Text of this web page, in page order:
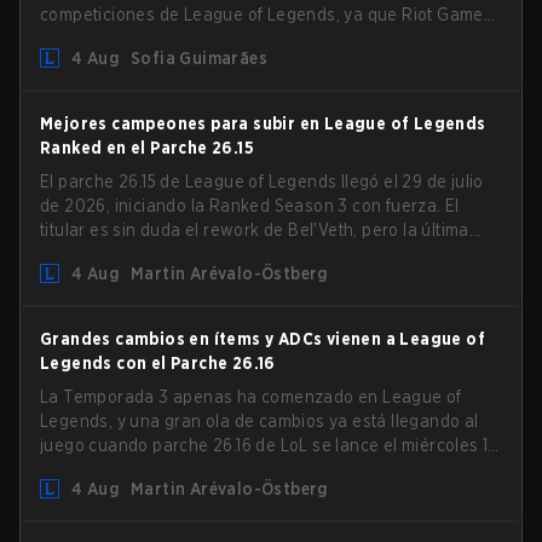
competiciones de League of Legends, ya que Riot Games
Comunitarias. Los cambios eliminan varias restricciones
4 Aug Sofia Guimarães
Mejores campeones para subir en League of Legends
Ranked en el Parche 26.15
El parche 26.15 de League of Legends llegó el 29 de julio
de 2026, iniciando la Ranked Season 3 con fuerza. El
titular es sin duda el rework de Bel'Veth, pero la última
necesarios a picks que estaban overperforming. Con un
4 Aug Martin Arévalo-Östberg
Grandes cambios en ítems y ADCs vienen a League of
Legends con el Parche 26.16
La Temporada 3 apenas ha comenzado en League of
Legends, y una gran ola de cambios ya está llegando al
juego cuando parche 26.16 de LoL se lance el miércoles 12
parche estarán los cambios en Resistencia Mágica (MR) a
4 Aug Martin Arévalo-Östberg